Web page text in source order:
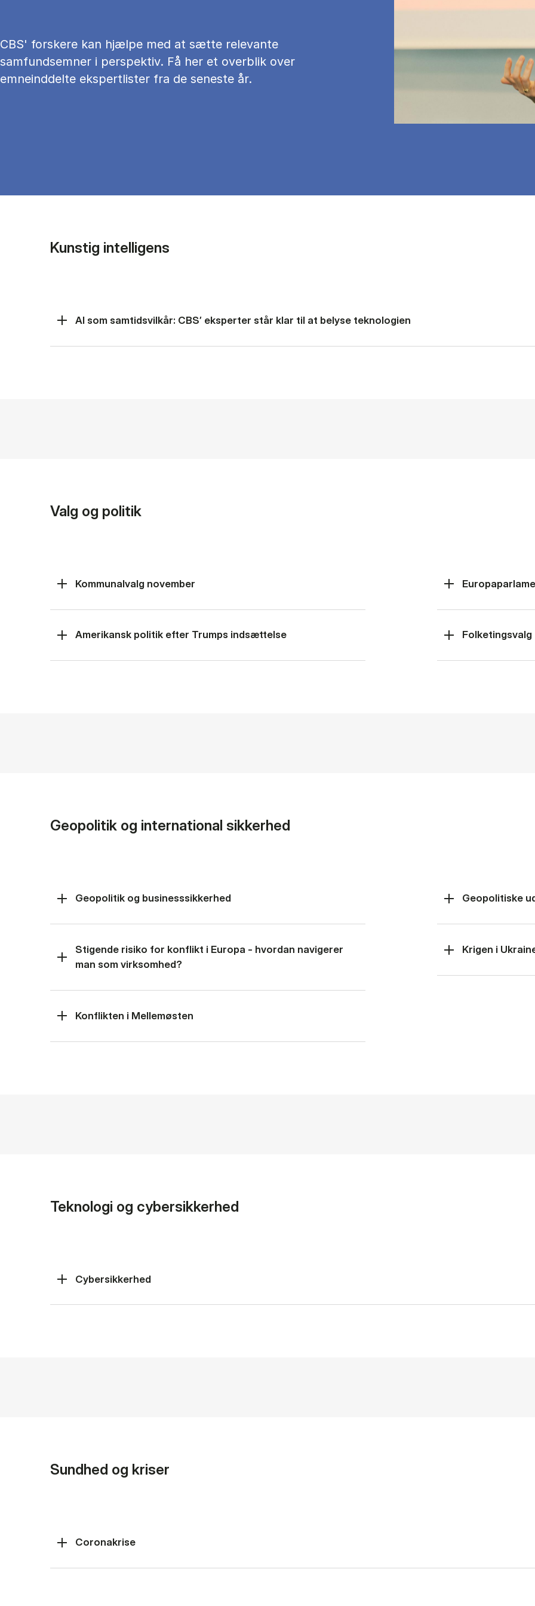
CBS' forskere kan hjælpe med at sætte relevante
samfundsemner i perspektiv. Få her et overblik over
emneinddelte ekspertlister fra de seneste år.
Kunstig intelligens
AI som samtidsvilkår: CBS’ eksperter står klar til at belyse teknologien
Valg og politik
Kommunalvalg november
Amerikansk politik efter Trumps indsættelse Folketingsvalg
Geopolitik og international sikkerhed
Geopolitik og businesssikkerhed
Stigende risiko for konflikt i Europa - hvordan navigerer
man som virksomhed?
Konflikten i Mellemøsten
Geopolitiske
Krigen i
Teknologi og cybersikkerhed
Cybersikkerhed
Sundhed og kriser
Coronakrise